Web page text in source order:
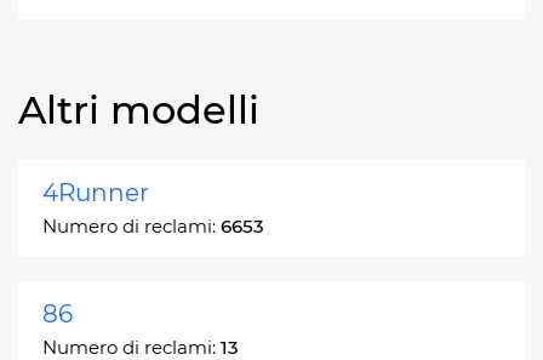
Altri modelli
4Runner
Numero di reclami: 6653
86
Numero di reclami: 13